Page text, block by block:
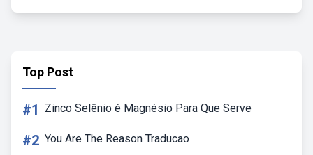
Top Post
#1 Zinco Selênio é Magnésio Para Que Serve
#2 You Are The Reason Traducao